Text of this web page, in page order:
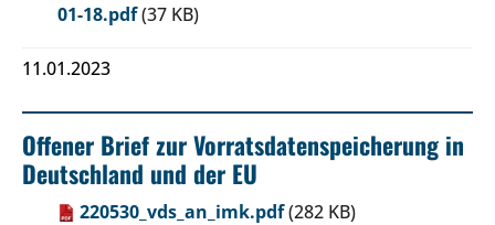
01-18.pdf(37 KB)
11.01.2023
Offener Brief zur Vorratsdatenspeicherung in
Deutschland und der EU
220530_vds_an_imk.pdf(282 KB)